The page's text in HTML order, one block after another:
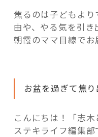
fleXe
焦るのは子どもよ
由や、やる気を引き
朝霞のママ目線でお
お盆を過ぎて焦
こんにちは！「志木
ステキライフ編集